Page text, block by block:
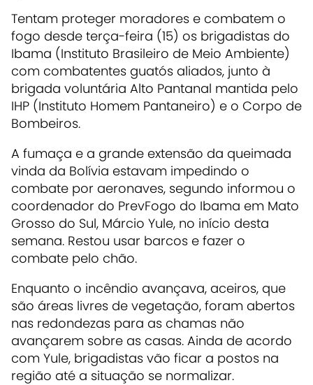
Tentam proteger moradores e combatem o
fogo desde terça-feira (15) os brigadistas do
Ibama (Instituto Brasileiro de Meio Ambiente)
com combatentes guatós aliados, junto à
brigada voluntária Alto Pantanal mantida pelo
IHP (Instituto Homem Pantaneiro) e o Corpo de
Bombeiros.
A fumaça e a grande extensão da queimada
vinda da Bolívia estavam impedindo o
combate por aeronaves, segundo informou o
coordenador do PrevFogo do Ibama em Mato
Grosso do Sul, Márcio Yule, no início desta
semana. Restou usar barcos e fazer o
combate pelo chão.
Enquanto o incêndio avançava, aceiros, que
são áreas livres de vegetação, foram abertos
nas redondezas para as chamas não
avançarem sobre as casas. Ainda de acordo
com Yule, brigadistas vão ficar a postos na
região até a situação se normalizar.